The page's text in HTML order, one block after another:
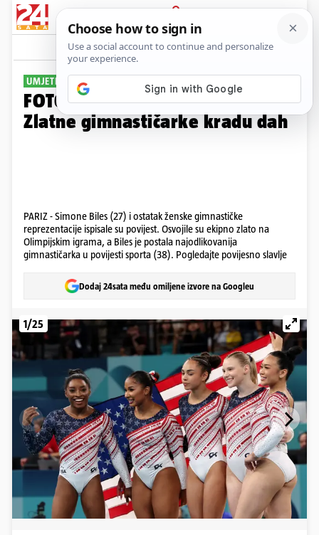
PRIJAVA
Galerija Komentari
UMJETNOST POKRETA
FOTO Ovo su olimpijske kraljice:
Zlatne gimnastičarke kradu dah
PARIZ - Simone Biles (27) i ostatak ženske gimnastičke
reprezentacije ispisale su povijest. Osvojile su ekipno zlato na
Olimpijskim igrama, a Biles je postala najodlikovanija
gimnastičarka u povijesti sporta (38). Pogledajte povijesno slavlje
Dodaj 24sata među omiljene izvore na Googleu
1/25